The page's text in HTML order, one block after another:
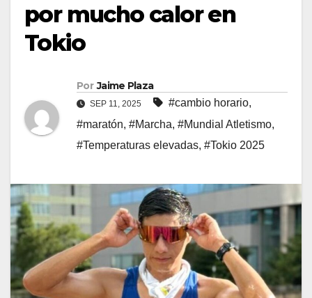
por mucho calor en
Tokio
Por Jaime Plaza
SEP 11, 2025 #cambio horario,
#maratón, #Marcha, #Mundial Atletismo,
#Temperaturas elevadas, #Tokio 2025